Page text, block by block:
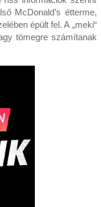
McDonald’s étterme,
épült fel. A „meki“
tömegre számítanak